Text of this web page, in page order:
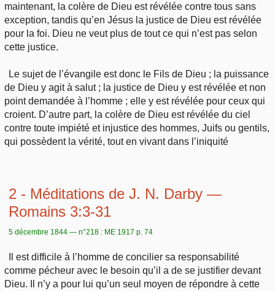
maintenant, la colère de Dieu est révélée contre tous sans
exception, tandis qu’en Jésus la justice de Dieu est révélée
pour la foi. Dieu ne veut plus de tout ce qui n’est pas selon
cette justice.
Le sujet de l’évangile est donc le Fils de Dieu ; la puissance
de Dieu y agit à salut ; la justice de Dieu y est révélée et non
point demandée à l’homme ; elle y est révélée pour ceux qui
croient. D’autre part, la colère de Dieu est révélée du ciel
contre toute impiété et injustice des hommes, Juifs ou gentils,
qui possèdent la vérité, tout en vivant dans l’iniquité
2 - Méditations de J. N. Darby —
Romains 3:3-31
5 décembre 1844 — n°218 : ME 1917 p. 74
Il est difficile à l’homme de concilier sa responsabilité
comme pécheur avec le besoin qu’il a de se justifier devant
Dieu. Il n’y a pour lui qu’un seul moyen de répondre à cette